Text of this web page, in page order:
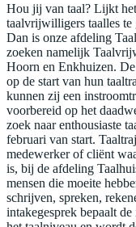
Hou jij van taal? Lijkt
taalvrijwilligers taalles te
Dan is onze afdeling
zoeken namelijk
Hoorn en Enkhuizen.
op de start van hun
kunnen zij een
voorbereid op het
zoek naar enthousiaste
februari van start.
medewerker of cliënt
is, bij de afdeling
mensen die moeite
schrijven, spreken,
intakegesprek bepaalt